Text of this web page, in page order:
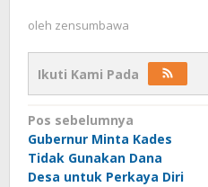
oleh zensumbawa
Ikuti Kami Pada
Navigasi
pos
Pos sebelumnya
Gubernur Minta Kades
Tidak Gunakan Dana
Desa untuk Perkaya Diri